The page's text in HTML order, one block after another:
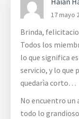
17 mayo
Brinda,
Todos los
lo que significa
servicio, y lo que
quedarìa corto…
No encuentro un
todo lo